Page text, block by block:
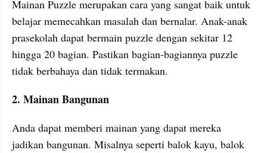
Mainan Puzzle merupakan cara yang sangat baik untuk
belajar memecahkan masalah dan bernalar. Anak-anak
prasekolah dapat bermain puzzle dengan sekitar 12
hingga 20 bagian. Pastikan bagian-bagiannya puzzle
tidak berbahaya dan tidak termakan.
2. Mainan Bangunan
Anda dapat memberi mainan yang dapat mereka
jadikan bangunan. Misalnya seperti balok kayu, balok